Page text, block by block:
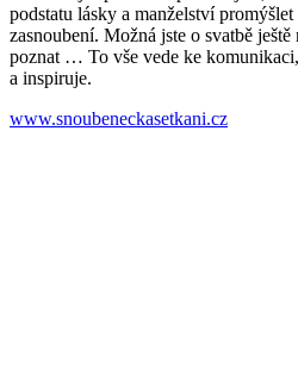
podstatu lásky a manželství
zasnoubení. Možná jste o svatbě
poznat … To vše vede ke
a inspiruje.
www.snoubeneckasetkani.cz